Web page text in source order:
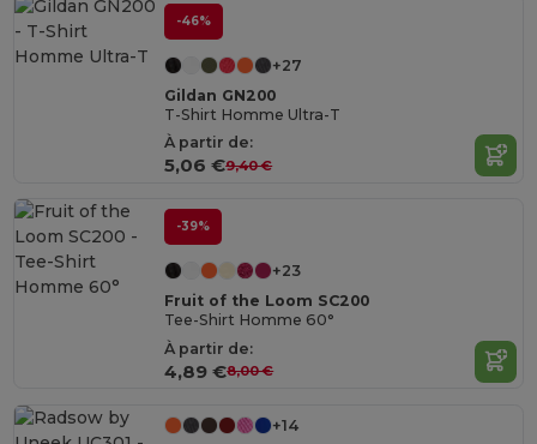
-46%
+27
Gildan GN200
T-Shirt Homme Ultra-T
À partir de:
5,06 €9,40 €
-39%
+23
Fruit of the Loom SC200
Tee-Shirt Homme 60°
À partir de:
4,89 €8,00 €
+14